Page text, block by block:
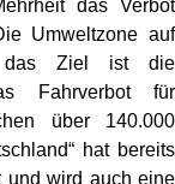
das Verbot
Umweltzone auf
das Ziel ist die
Fahrverbot für
über 140.000
hat bereits
und wird auch eine